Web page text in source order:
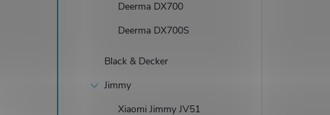
Deerma DX700
Deerma DX700S
Black & Decker
Jimmy
Xiaomi Jimmy JV51